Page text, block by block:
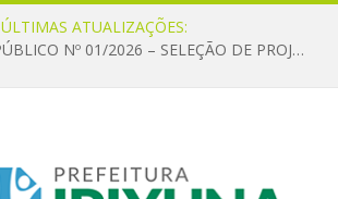
ÚLTIMAS ATUALIZAÇÕES:
CHAMAMENTO PÚBLICO Nº 01/2026 – SELEÇÃO DE PROJETOS PARA FIRMAR TERMO DE EXECUÇÃO CULTURAL COM RECURSOS DA POLÍTICA NACIONAL ALDIR BLANC DE FOMENTO À CULTURA – PNAB (LEI Nº 14.399/2022)